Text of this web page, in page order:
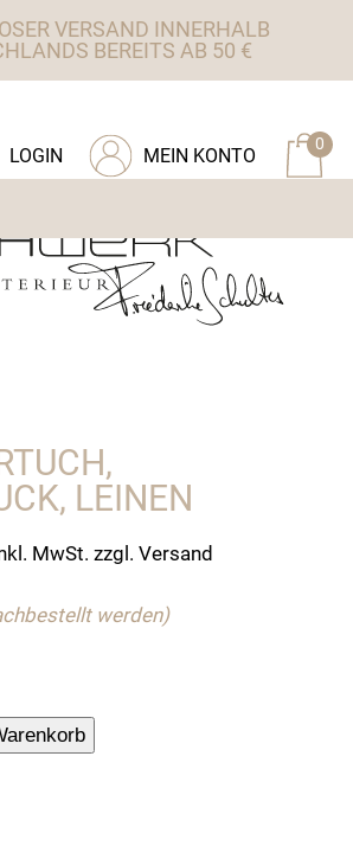
VERSAND INNERHALB
BEREITS AB 50 €
0
MEIN KONTO
LOGIN
LEINEN
MwSt. zzgl. Versand
werden)